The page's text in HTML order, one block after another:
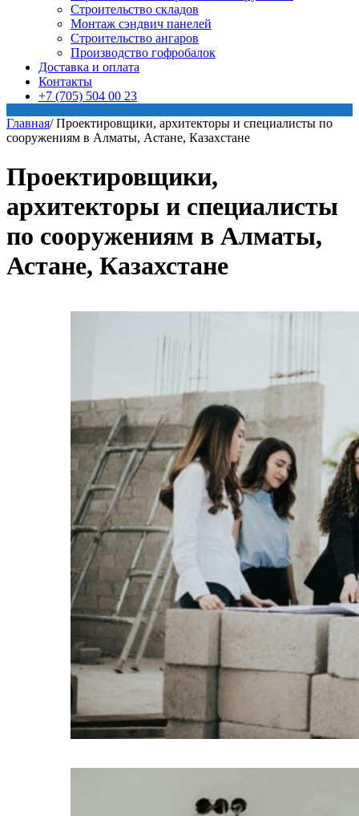
Строительство складов
Монтаж сэндвич панелей
Строительство ангаров
Производство гофробалок
Доставка и оплата
Контакты
+7 (705) 504 00 23
Главная/Проектировщики, архитекторы и специалисты по
сооружениям в Алматы, Астане, Казахстане
Проектировщики,
архитекторы и специалисты
по сооружениям в Алматы,
Астане, Казахстане